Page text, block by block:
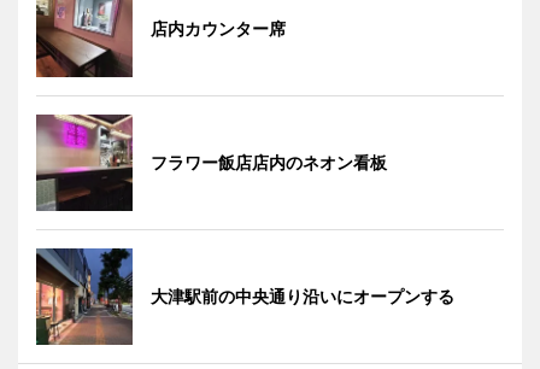
店内カウンター席
フラワー飯店店内のネオン看板
大津駅前の中央通り沿いにオープンする